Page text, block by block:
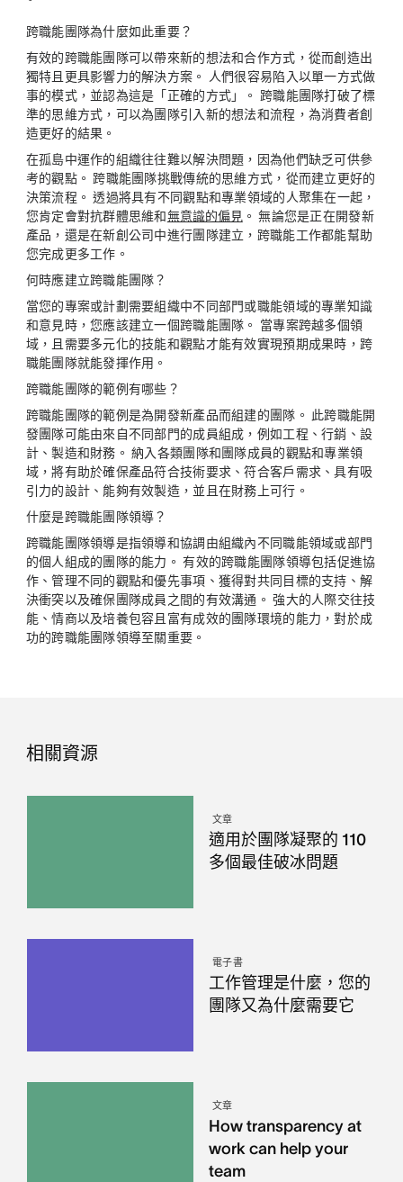
跨職能團隊為什麼如此重要？
有效的跨職能團隊可以帶來新的想法和合作方式，從而創造出
獨特且更具影響力的解決方案。 人們很容易陷入以單一方式做
事的模式，並認為這是「正確的方式」。 跨職能團隊打破了標
準的思維方式，可以為團隊引入新的想法和流程，為消費者創
造更好的結果。
在孤島中運作的組織往往難以解決問題，因為他們缺乏可供參
考的觀點。 跨職能團隊挑戰傳統的思維方式，從而建立更好的
決策流程。 透過將具有不同觀點和專業領域的人聚集在一起，
您肯定會對抗群體思維和無意識的偏見。 無論您是正在開發新
產品，還是在新創公司中進行團隊建立，跨職能工作都能幫助
您完成更多工作。
何時應建立跨職能團隊？
當您的專案或計劃需要組織中不同部門或職能領域的專業知識
和意見時，您應該建立一個跨職能團隊。 當專案跨越多個領
域，且需要多元化的技能和觀點才能有效實現預期成果時，跨
職能團隊就能發揮作用。
跨職能團隊的範例有哪些？
跨職能團隊的範例是為開發新產品而組建的團隊。 此跨職能開
發團隊可能由來自不同部門的成員組成，例如工程、行銷、設
計、製造和財務。 納入各類團隊和團隊成員的觀點和專業領
域，將有助於確保產品符合技術要求、符合客戶需求、具有吸
引力的設計、能夠有效製造，並且在財務上可行。
什麼是跨職能團隊領導？
跨職能團隊領導是指領導和協調由組織內不同職能領域或部門
的個人組成的團隊的能力。 有效的跨職能團隊領導包括促進協
作、管理不同的觀點和優先事項、獲得對共同目標的支持、解
決衝突以及確保團隊成員之間的有效溝通。 強大的人際交往技
能、情商以及培養包容且富有成效的團隊環境的能力，對於成
功的跨職能團隊領導至關重要。
相關資源
文章
適用於團隊凝聚的 110
多個最佳破冰問題
電子書
工作管理是什麼，您的
團隊又為什麼需要它
文章
How transparency at
work can help your
team